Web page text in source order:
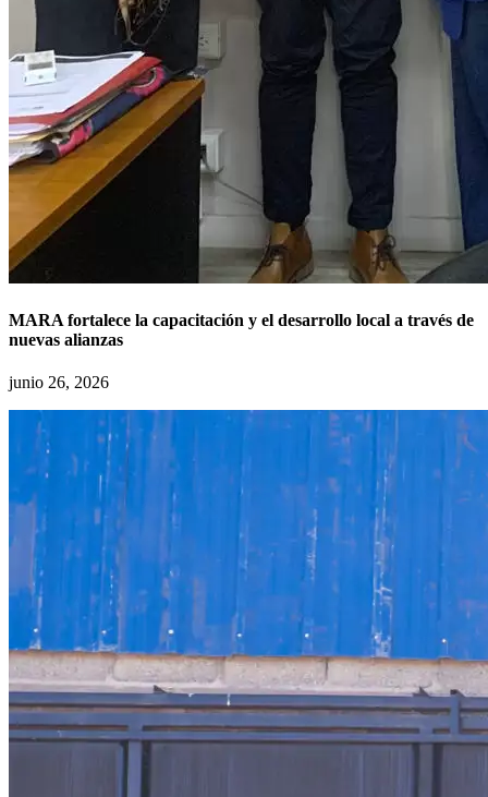
MARA fortalece la capacitación y el desarrollo local a través de
nuevas alianzas
junio 26, 2026